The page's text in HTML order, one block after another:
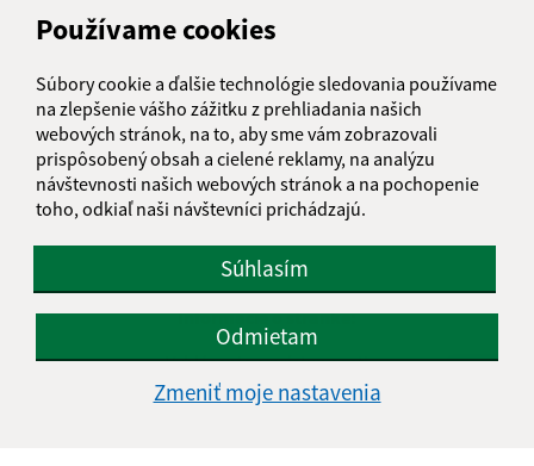
Používame cookies
Súbory cookie a ďalšie technológie sledovania používame
na zlepšenie vášho zážitku z prehliadania našich
webových stránok, na to, aby sme vám zobrazovali
prispôsobený obsah a cielené reklamy, na analýzu
návštevnosti našich webových stránok a na pochopenie
toho, odkiaľ naši návštevníci prichádzajú.
Súhlasím
Odmietam
Zmeniť moje nastavenia
Informácie o stránke:
Vyhlásenie o prístupnosti
Autorské práva